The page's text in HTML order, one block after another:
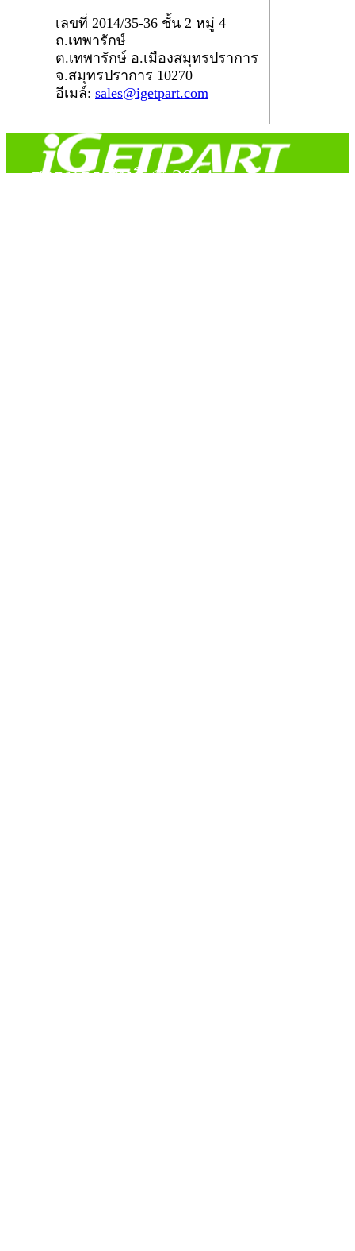
เลขที่ 2014/35-36 ชั้น 2 หมู่ 4
ถ.เทพารักษ์
ต.เทพารักษ์ อ.เมืองสมุทรปราการ
จ.สมุทรปราการ 10270
อีเมล์: sales@igetpart.com
สงวนลิขสิทธิ์ © 2014